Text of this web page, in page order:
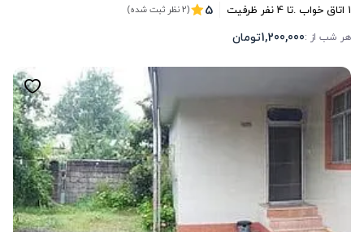
1 اتاق خواب .تا4نفر ظرفیت 5 (2 نظر ثبت شده)
هر شب از :1,200,000تومان